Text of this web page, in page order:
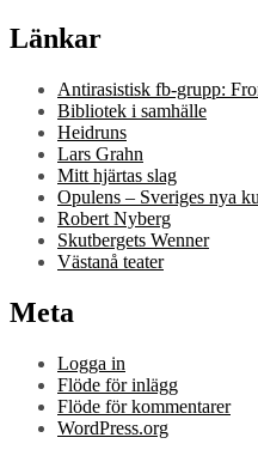
Länkar
Antirasistisk fb-grupp:
Bibliotek i samhälle
Heidruns
Lars Grahn
Mitt hjärtas slag
Opulens – Sveriges nya
Robert Nyberg
Skutbergets Wenner
Västanå teater
Meta
Logga in
Flöde för inlägg
Flöde för kommentarer
WordPress.org